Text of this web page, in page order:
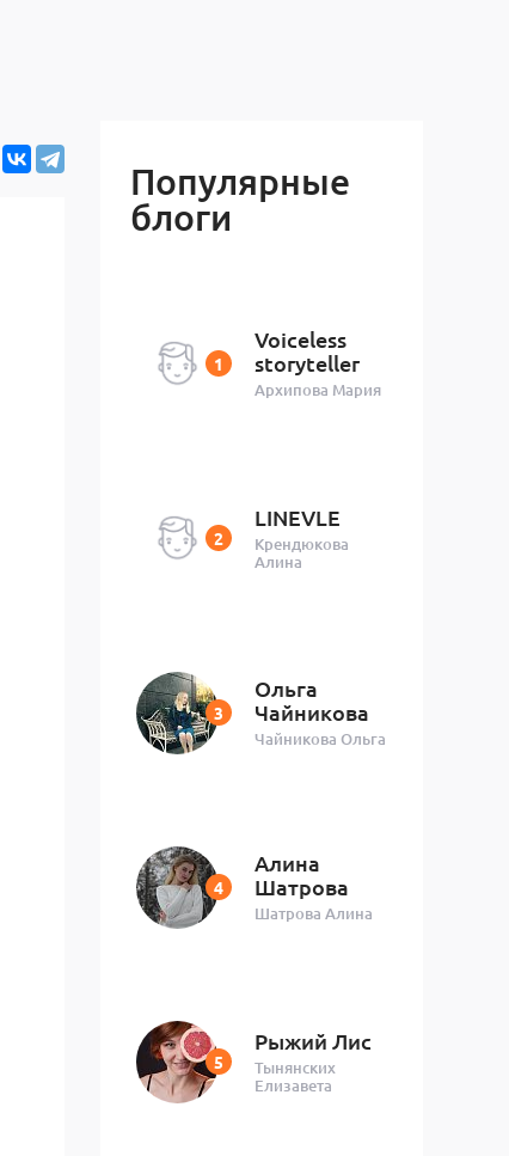
Популярные
блоги
Voiceless
storyteller
Архипова Мария
LINEVLE
Крендюкова
Алина
Ольга
Чайникова
Чайникова Ольга
Алина
Шатрова
Шатрова Алина
Рыжий Лис
Тынянских
Елизавета